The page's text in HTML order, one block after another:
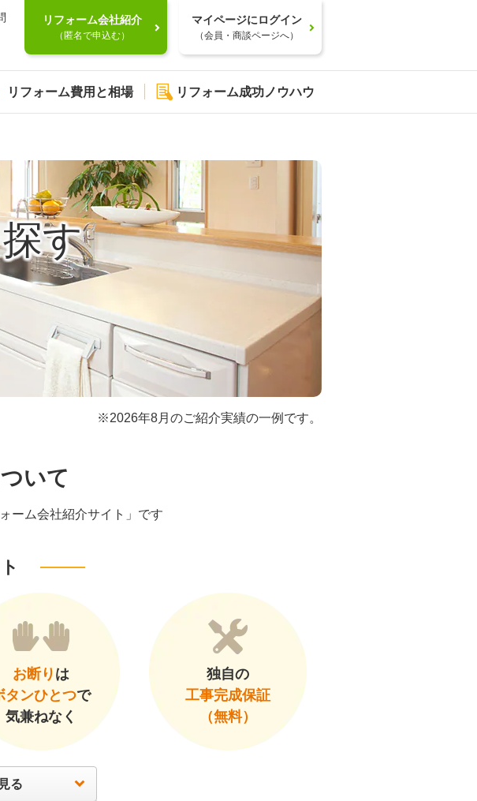
リフォーム会社紹介
（匿名で申込む）
マイページにログイン
（会員・商談ページへ）
リフォーム費用と相場 リフォーム成功ノウハウ
す
※2026年8月のご紹介実績の一例です。
いて
ーム会社紹介サイト」です
お断り は
タンひとつで
気兼ねなく
独自の
工事完成保証
（無料）
る